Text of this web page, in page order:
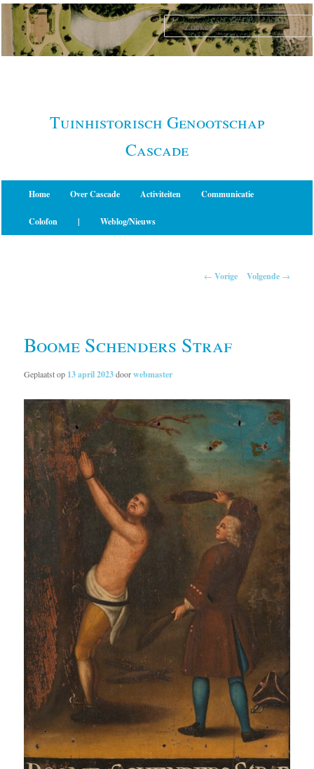
Spring
naar
primaire
Tuinhistorisch Genootschap
Cascade
Home Over Cascade Activiteiten Communicatie
Colofon | Weblog/Nieuws
← Vorige Volgende →
Boome Schenders Straf
Geplaatst op 13 april 2023doorwebmaster